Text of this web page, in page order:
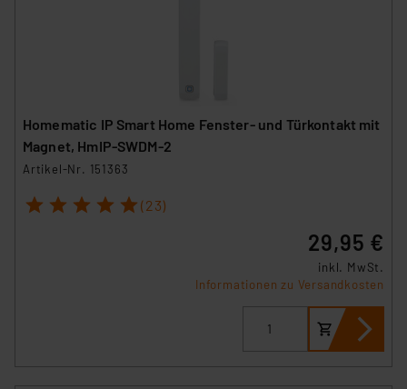
sich auf die Standarddatenschutzklauseln der
Beurteilung der mit der Datenübermittlung,
insbesondere der Art der übermittelten Daten,
verbundenen Risiken.“
Homematic IP Smart Home Fenster- und Türkontakt mit
Magnet, HmIP-SWDM-2
Artikel-Nr. 151363
1 2 3 4 5 (23)
29,95 €
inkl. MwSt.
Informationen zu Versandkosten